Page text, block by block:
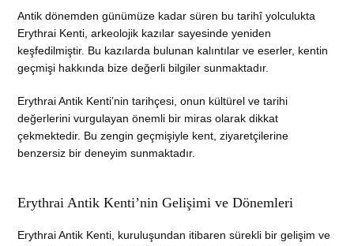
Antik dönemden günümüze kadar süren bu tarihî yolculukta
Erythrai Kenti, arkeolojik kazılar sayesinde yeniden
keşfedilmiştir. Bu kazılarda bulunan kalıntılar ve eserler, kentin
geçmişi hakkında bize değerli bilgiler sunmaktadır.
Erythrai Antik Kenti’nin tarihçesi, onun kültürel ve tarihi
değerlerini vurgulayan önemli bir miras olarak dikkat
çekmektedir. Bu zengin geçmişiyle kent, ziyaretçilerine
benzersiz bir deneyim sunmaktadır.
Erythrai Antik Kenti’nin Gelişimi ve Dönemleri
Erythrai Antik Kenti, kuruluşundan itibaren sürekli bir gelişim ve